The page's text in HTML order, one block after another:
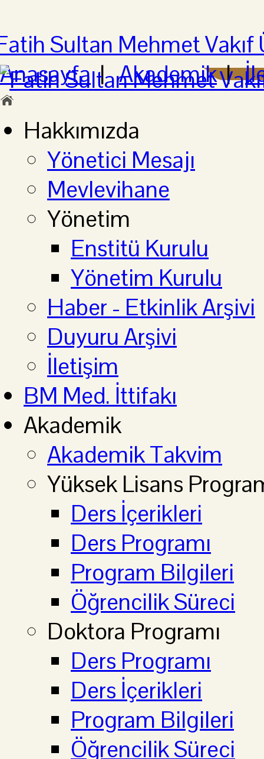
Anasayfa|Akademik|
Hakkımızda
Yönetici Mesajı
Mevlevihane
Yönetim
Enstitü Kurulu
Yönetim Kurulu
Haber - Etkinlik Arşivi
Duyuru Arşivi
İletişim
BM Med. İttifakı
Akademik
Akademik Takvim
Yüksek Lisans
Ders İçerikleri
Ders Programı
Program Bilgileri
Öğrencilik Süreci
Doktora Programı
Ders Programı
Ders İçerikleri
Program Bilgileri
Öğrencilik Süreci